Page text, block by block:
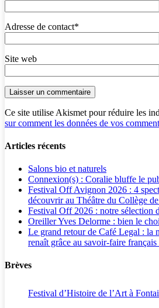
Adresse de contact*
Site web
Ce site utilise Akismet pour réduire les
sur comment les données de vos
Articles récents
Salons bio et naturels
Connexion(s) : Coralie bluffe le
Festival Off Avignon 2026 : 4
découvrir au Théâtre du Collège
Festival Off 2026 : notre sélection
Oreiller Yves Delorme : bien le
Le grand retour de Café Legal : la
renaît grâce au savoir-faire
Brèves
Festival d’Histoire de l’Art à